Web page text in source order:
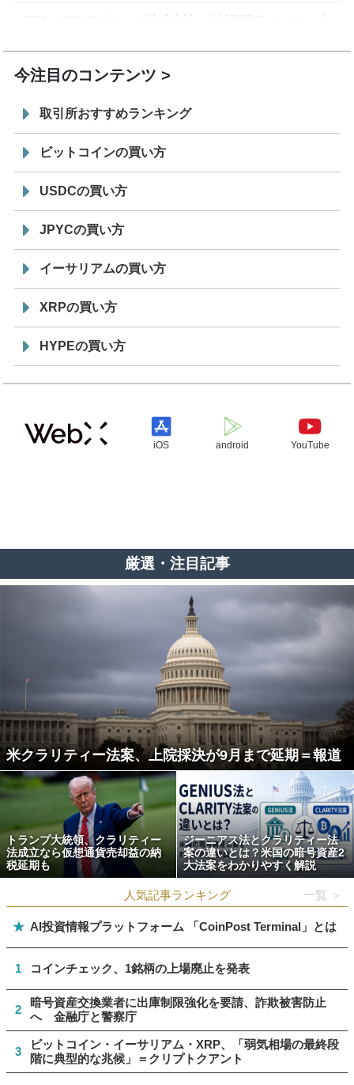
7/29
SBI VCトレード株式会社
信託型円建てステーブル
今注目のコンテンツ
取引所おすすめランキング
ビットコインの買い方
USDCの買い方
JPYCの買い方
イーサリアムの買い方
XRPの買い方
HYPEの買い方
iOS android YouTube
厳選・注目記事
米クラリティー法案、上院採決が9月まで延期＝報道
トランプ大統領、クラリティー
法成立なら仮想通貨売却益の納
税延期も
ジーニアス法とクラリティー法
案の違いとは？米国の暗号資産2
大法案をわかりやすく解説
人気記事ランキング 一覧 ＞
★ AI投資情報プラットフォーム 「CoinPost Terminal」とは
1 コインチェック、1銘柄の上場廃止を発表
2
暗号資産交換業者に出庫制限強化を要請、詐欺被害防止
へ 金融庁と警察庁
3
ビットコイン・イーサリアム・XRP、「弱気相場の最終段
階に典型的な兆候」＝クリプトクアント